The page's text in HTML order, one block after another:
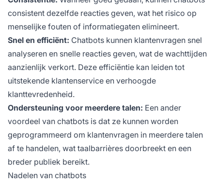
consistent dezelfde reacties geven, wat het risico op
menselijke fouten of informatiegaten elimineert.
Snel en efficiënt: Chatbots kunnen klantenvragen snel
analyseren en snelle reacties geven, wat de wachttijden
aanzienlijk verkort. Deze efficiëntie kan leiden tot
uitstekende klantenservice en verhoogde
klanttevredenheid.
Ondersteuning voor meerdere talen: Een ander
voordeel van chatbots is dat ze kunnen worden
geprogrammeerd om klantenvragen in meerdere talen
af te handelen, wat taalbarrières doorbreekt en een
breder publiek bereikt.
Nadelen van chatbots